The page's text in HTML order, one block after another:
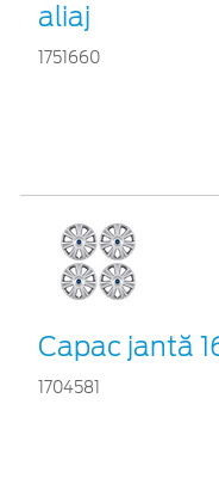
aliaj
1751660
Capac jantă
1704581